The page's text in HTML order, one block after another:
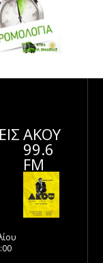
ΑΚΟΥ
99.6
FM